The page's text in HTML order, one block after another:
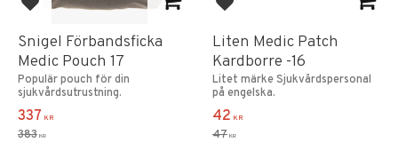
Add to favorites
Snigel Förbandsficka
Medic Pouch 17
Populär pouch för din
sjukvårdsutrustning.
337 KR
383 KR
Add to favorites
Liten Medic Patch
Kardborre -16
Litet märke Sjukvårdspersonal
på engelska.
42 KR
47 KR